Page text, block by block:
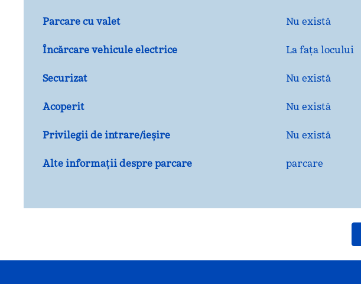
Parcare cu valet Nu există
Încărcare vehicule electrice La fața locului
Securizat Nu există
Acoperit Nu există
Privilegii de intrare/ieșire Nu există
Alte informații despre parcare parcare